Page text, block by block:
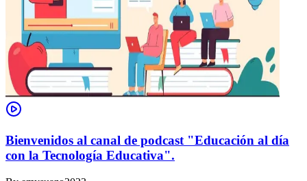
Bienvenidos al canal de podcast "Educación al día
con la Tecnología Educativa".